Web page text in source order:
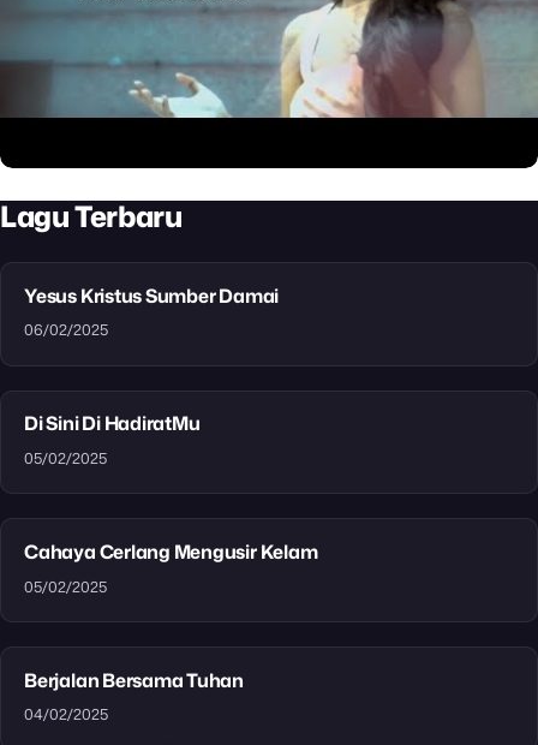
Lagu Terbaru
Yesus Kristus Sumber Damai
06/02/2025
Di Sini Di HadiratMu
05/02/2025
Cahaya Cerlang Mengusir Kelam
05/02/2025
Berjalan Bersama Tuhan
04/02/2025